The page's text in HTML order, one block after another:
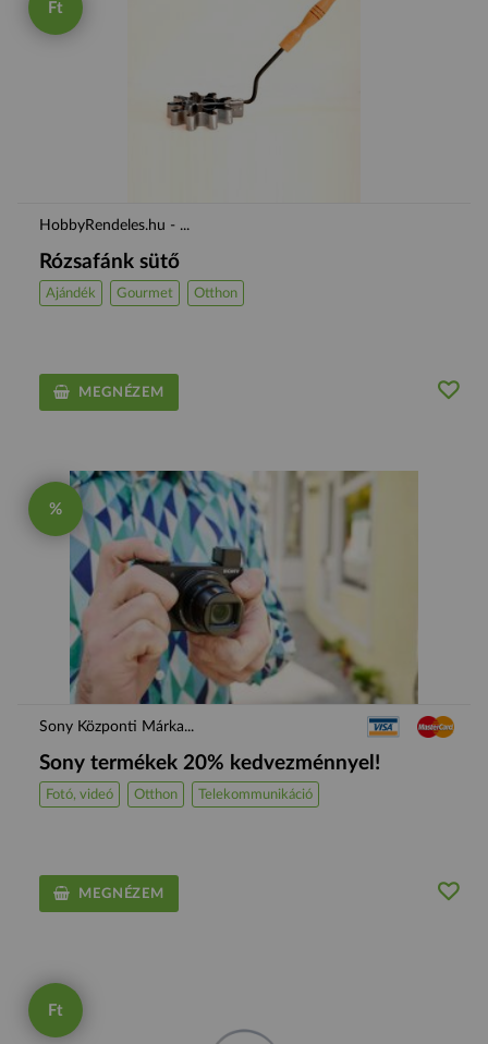
Ft
HobbyRendeles.hu - ...
Rózsafánk sütő
Ajándék Gourmet Otthon
MEGNÉZEM
%
Sony Központi Márka...
Sony termékek 20% kedvezménnyel!
Fotó, videó Otthon Telekommunikáció
MEGNÉZEM
Ft